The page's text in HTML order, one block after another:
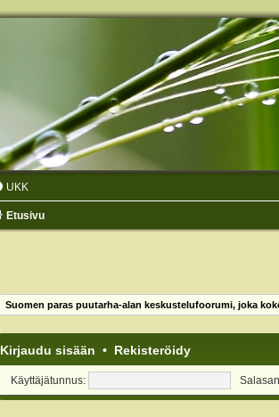
UKK
Etusivu
Suomen paras puutarha-alan keskustelufoorumi, joka
Kirjaudu sisään • Rekisteröidy
Käyttäjätunnus: